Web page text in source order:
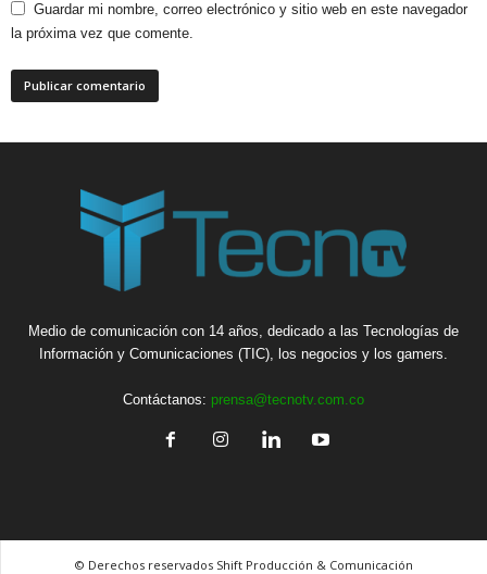
Guardar mi nombre, correo electrónico y sitio web en este navegador
la próxima vez que comente.
Medio de comunicación con 14 años, dedicado a las Tecnologías de
Información y Comunicaciones (TIC), los negocios y los gamers.
Contáctanos: prensa@tecnotv.com.co
© Derechos reservados Shift Producción & Comunicación